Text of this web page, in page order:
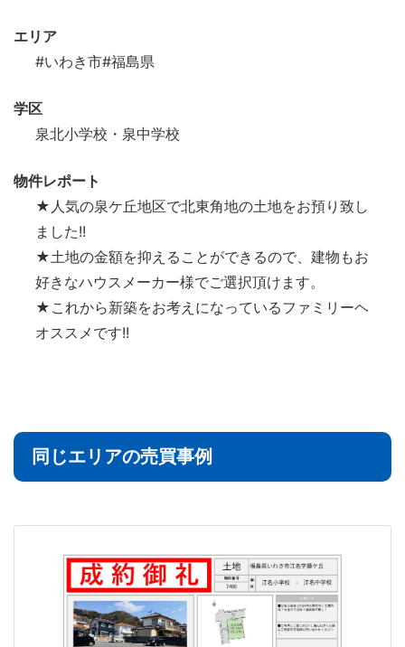
エリア
#いわき市#福島県
学区
泉北小学校・泉中学校
物件レポート
★人気の泉ケ丘地区で北東角地の土地をお預り致し
ました!!
★土地の金額を抑えることができるので、建物もお
好きなハウスメーカー様でご選択頂けます。
★これから新築をお考えになっているファミリーヘ
オススメです!!
同じエリアの売買事例